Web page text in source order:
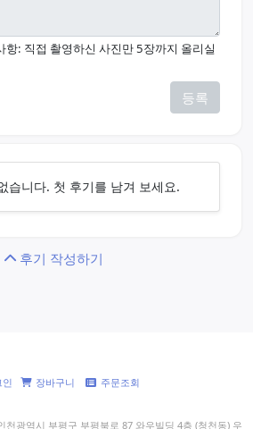
항: 직접 촬영하신 사진만 5장까지 올리실
등록
습니다. 첫 후기를 남겨 보세요.
후기 작성하기
인 장바구니 주문조회
천광역시 부평구 부평북로 87 와우빌딩 4층 (청천동) 우